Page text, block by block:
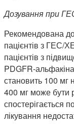
Дозування при
Рекомендована
пацієнтів з ГЕС/
пацієнтів з
PDGFR-
становить 100 мг
400 мг може бути
спостерігається
лікування